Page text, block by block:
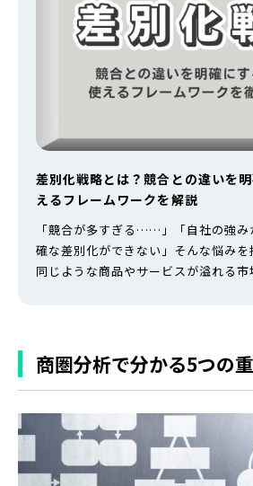
差別化戦略とは？競合との違いを
えるフレームワークを解説
「競合が多すぎる……」「自社の強み
確な差別化ができない」そんな悩みを
同じような商品やサービスが溢れる
明確にして選ばれる存在になるための
いて、基礎知識から具体的な実践方…
商圏分析で分かる5つの